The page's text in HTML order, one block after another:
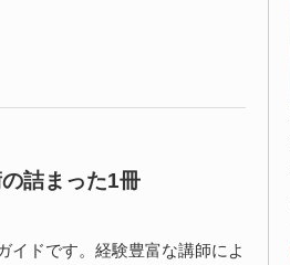
詰まった1冊
イドです。経験豊富な講師によ